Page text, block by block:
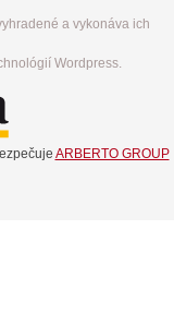
a vykonáva ich
Wordpress.
ARBERTO GROUP